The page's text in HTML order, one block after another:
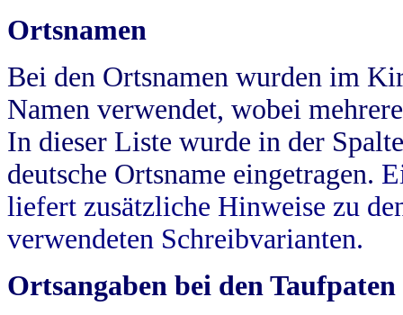
Ortsnamen
Bei den Ortsnamen wurden im
Namen verwendet, wobei
In dieser Liste wurde in der
deutsche Ortsname eingetragen.
liefert zusätzliche Hinweise zu
verwendeten Schreibvarianten.
Ortsangaben bei den Taufpaten